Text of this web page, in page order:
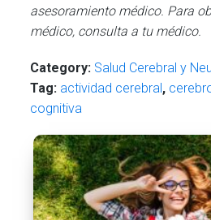
asesoramiento médico. Para
médico, consulta a tu médico.
Category: Salud Cerebral y
Tag: actividad cerebral,
cognitiva